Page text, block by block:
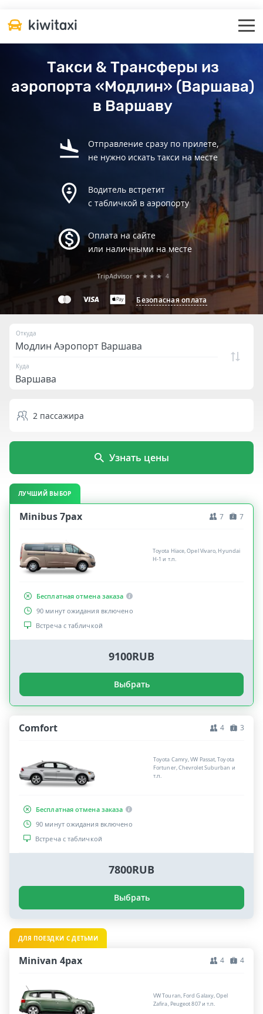
Такси & Трансферы из
аэропорта «Модлин» (Варшава)
в Варшаву
Отправление сразу по прилете,
не нужно искать такси на месте
Водитель встретит
с табличкой в аэропорту
Оплата на сайте
или наличными на месте
Безопасная оплата
TripAdvisor ★★★★ 4
Откуда
Куда
2 пассажира
Узнать цены
ЛУЧШИЙ ВЫБОР
Minibus 7pax 7 7
Toyota Hiace, Opel Vivaro, Hyundai
H-1 и т.п.
Бесплатная отмена заказа
90 минут ожидания включено
Встреча с табличкой
9100RUB
Выбрать
Comfort 4 3
Toyota Camry, VW Passat, Toyota
Fortuner, Chevrolet Suburban и
т.п.
Бесплатная отмена заказа
90 минут ожидания включено
Встреча с табличкой
7800RUB
Выбрать
ДЛЯ ПОЕЗДКИ С ДЕТЬМИ
Minivan 4pax 4 4
VW Touran, Ford Galaxy, Opel
Zafira, Peugeot 807 и т.п.